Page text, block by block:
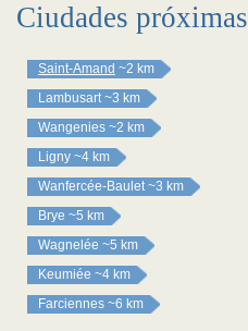
Ciudades próximas
Saint-Amand ~2 km
Lambusart ~3 km
Wangenies ~2 km
Ligny ~4 km
Wanfercée-Baulet ~3 km
Brye ~5 km
Wagnelée ~5 km
Keumiée ~4 km
Farciennes ~6 km